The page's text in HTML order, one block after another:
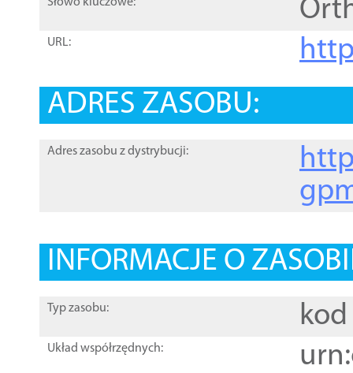
URL:
ADRES ZASOBU:
Adres zasobu z dystrybucji:
INFORMACJE O
Typ zasobu: kod
Układ współrzędnych: